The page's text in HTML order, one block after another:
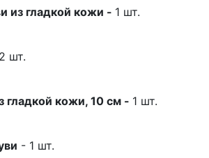
из гладкой кожи - 1 шт.
2 шт.
гладкой кожи, 10 см - 1 шт.
- 1 шт.